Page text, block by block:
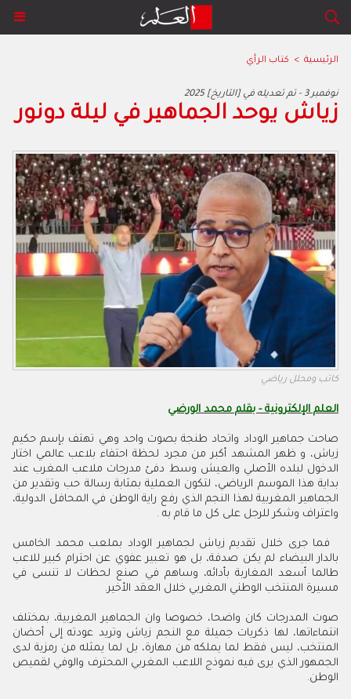
الرئيسية > كتاب الرأي
2025 نوفمبر 3 - تم تعديله في [التاريخ]
زياش يوحد الجماهير في ليلة دونور
كاتب ومحلل رياضي
العلم الإلكترونية - بقلم محمد الورضي
صاحت جماهير الوداد واتحاد طنجة بصوت واحد وهي تهتف بإسم حكيم
زياش، و ظهر المشهد أكبر من مجرد لحظة احتفاء بلاعب عالمي اختار
الدخول لبلده الأصلي والعيش وسط دفئ مدرجات ملاعب المغرب عند
بداية هذا الموسم الرياضي، لتكون العملية بمثابة رسالة حب وتقدير من
الجماهير المغربية لهذا النجم الذي رفع راية الوطن في المحافل الدولية،
واعتراف وشكر للرجل على كل ما قام به .
فما جرى خلال تقديم زياش لجماهير الوداد بملعب محمد الخامس
بالدار البيضاء لم يكن صدفة، بل هو تعبير عفوي عن احترام كبير للاعب
طالما أسعد المغاربة بأدائه، وساهم في صنع لحظات لا تنسى في
مسيرة المنتخب الوطني المغربي خلال العقد الأخير.
صوت المدرجات كان واضحا، خصوصا وان الجماهير المغربية، بمختلف
انتماءاتها، لها ذكريات جميلة مع النجم زياش وتريد عودته إلى أحضان
المنتخب، ليس فقط لما يملكه من مهارة، بل لما يمثله من رمزية لدى
الجمهور الذي يرى فيه نموذج اللاعب المغربي المحترف والوفي لقميص
الوطن.